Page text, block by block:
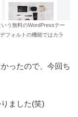
う無料のWordPressテー
フォルトの機能ではカラ
ったので、今回ち
ました(笑)